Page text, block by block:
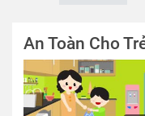
We care about
educational
Thể loại :PHIM
An Toàn Cho